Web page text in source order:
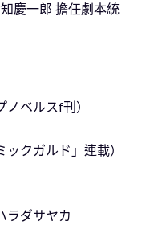
慶一郎 擔任劇本統
ベルスf刊）
クガルド」連載）
ラダサヤカ